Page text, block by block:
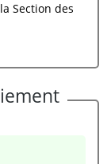
Section des